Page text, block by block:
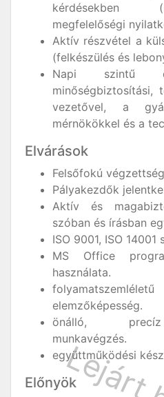
kérdésekben
megfelelőségi
Aktív részvétel a
(felkészülés és
Napi szintű
minőségbiztosítási,
vezetővel, a
mérnökökkel és a
Elvárások
Felsőfokú
Pályakezdők
Aktív és
szóban és írásban
ISO 9001, ISO
MS Office
használata.
elemzőképesség.
önálló, precíz
munkavégzés.
együttműködési
Előnyök